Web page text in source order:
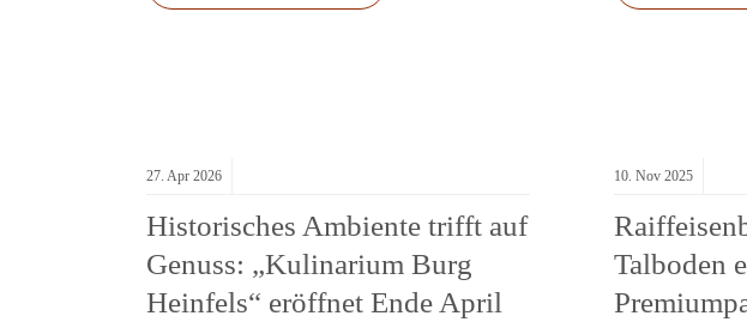
27. Apr 2026
Historisches Ambiente trifft auf
Genuss: „Kulinarium Burg
Heinfels“ eröffnet Ende April
10. Nov 2025
Talboden